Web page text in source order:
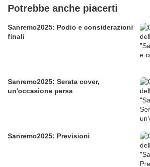
Potrebbe anche piacerti
Sanremo2025: Podio e considerazioni
finali
Sanremo2025: Serata cover,
un'occasione persa
Sanremo2025: Previsioni